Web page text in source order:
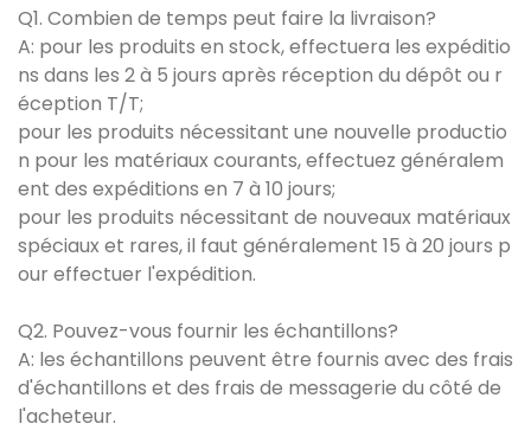
Q1. Combien de temps peut faire la livraison?
A: pour les produits en stock, effectuera les expéditio
ns dans les 2 à 5 jours après réception du dépôt ou r
éception T/T;
pour les produits nécessitant une nouvelle productio
n pour les matériaux courants, effectuez généralem
ent des expéditions en 7 à 10 jours;
pour les produits nécessitant de nouveaux matériaux
spéciaux et rares, il faut généralement 15 à 20 jours p
our effectuer l'expédition.
Q2. Pouvez-vous fournir les échantillons?
A: les échantillons peuvent être fournis avec des frais
d'échantillons et des frais de messagerie du côté de
l'acheteur.